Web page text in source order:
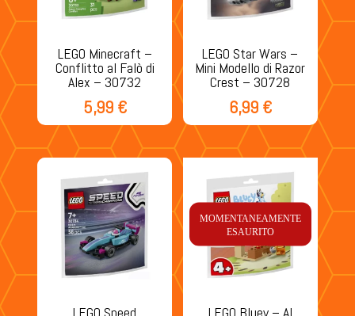
LEGO Minecraft –
Conflitto al Falò di
Alex – 30732
5,99 €
LEGO Star Wars –
Mini Modello di Razor
Crest – 30728
6,99 €
MOMENTANEAMENTE
ESAURITO